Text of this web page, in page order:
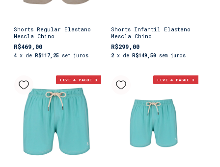
Shorts Regular Elastano
Mescla Chino
R$469,00
4 x de R$117,25 sem juros
Shorts Infantil Elastano
Mescla Chino
R$299,00
2 x de R$149,50 sem juros
LEVE 4 PAGUE 3 LEVE 4 PAGUE 3